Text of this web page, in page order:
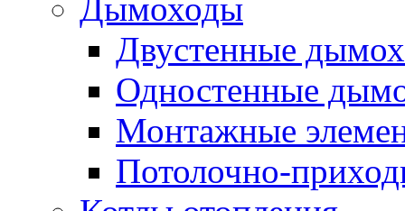
Дымоходы
Двустенные
Одностенные
Монтажные
Потолочно-